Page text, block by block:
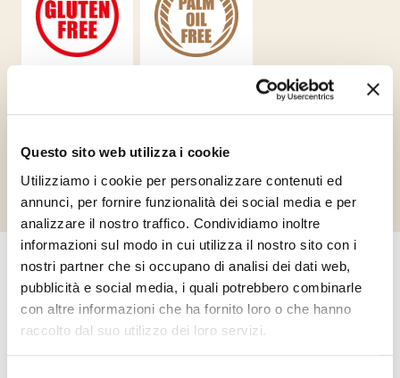
Questo sito web utilizza i cookie
Utilizziamo i cookie per personalizzare contenuti ed
annunci, per fornire funzionalità dei social media e per
analizzare il nostro traffico. Condividiamo inoltre
informazioni sul modo in cui utilizza il nostro sito con i
nostri partner che si occupano di analisi dei dati web,
pubblicità e social media, i quali potrebbero combinarle
con altre informazioni che ha fornito loro o che hanno
raccolto dal suo utilizzo dei loro servizi.
Richiedi informazioni
Altri prodotti che potrebbero
interessarti